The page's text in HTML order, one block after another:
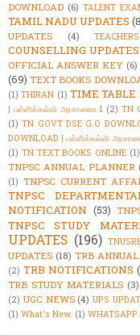
DOWNLOAD (6) TALENT
TAMIL NADU UPDATES
UPDATES
(4)
COUNSELLING UPDATES
OFFICIAL ANSWER KEY (6)
(69) TEXT BOOKS
(1) THIRAN (1) TIME TABLE
| பள்ளிக்கல்வி அரசாணை 1 (2) TN
(1) TN GOVT DSE G.O
DOWNLOAD | பள்ளிக்கல்வி
(1) TN TEXT BOOKS ONLINE (1)
TNPSC ANNUAL PLANNER
(1) TNPSC CURRENT
TNPSC
NOTIFICATION (53)
TNPSC STUDY
UPDATES (196)
UPDATES (18) TRB
(2) TRB NOTIFICATIONS
TRB STUDY MATERIALS (3)
(2) UGC NEWS (4) UPS
(1) What's New. (1) WHATSAPP